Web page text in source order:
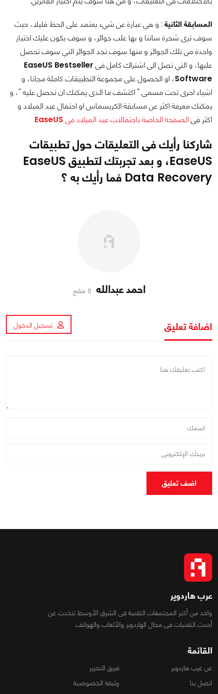
المسابقة الثانية : و هي عبارة عن شيء يعتمد على الحظ قليلا، حيث
سوف ترى شجرة سانتا و بها علب جوائز، و سوف يكون عليك اختيار
واحدة من تلك الجوائز و منها سوف تجد الجوائز التي سوف تحصل
عليها، و التي تصل الى اشتراك كامل فى EaseUS Bestseller
Software، او الحصول على مجموعة التطبيقات كاملة مجانا، و
اشياء اخرى تحت مسمى " اكتشف ما الذى يمكنك ان تحصل عليه "، و
يمكنك معرفة اكثر عن مسابقة الكريسماس او احتفال عيد الميلاد و
اكثر فىالصفحة الخاصة باحتفالات عيد الميلاد فى EaseUS
.
شاركنا رأيك فى التعليقات حول تطبيقات
EaseUS، و بعد تجربتك لتطبيق EaseUS
Data Recovery فما رأيك به ؟
احمد عبدالله 0 متابع
اضافة تعليق تسجيل الدخول
اضف تعليق
عرب هاردوير
واحد من أكبر المجتمعات التقنية فى الشرق الأوسط تتحدث عن
أحدث التقنيات فى مجال الهاردوير والألعاب والهواتف
القائمة
عن عرب هاردوير
فريق التحرير
اتصل بنا
وثيقة الخصوصية